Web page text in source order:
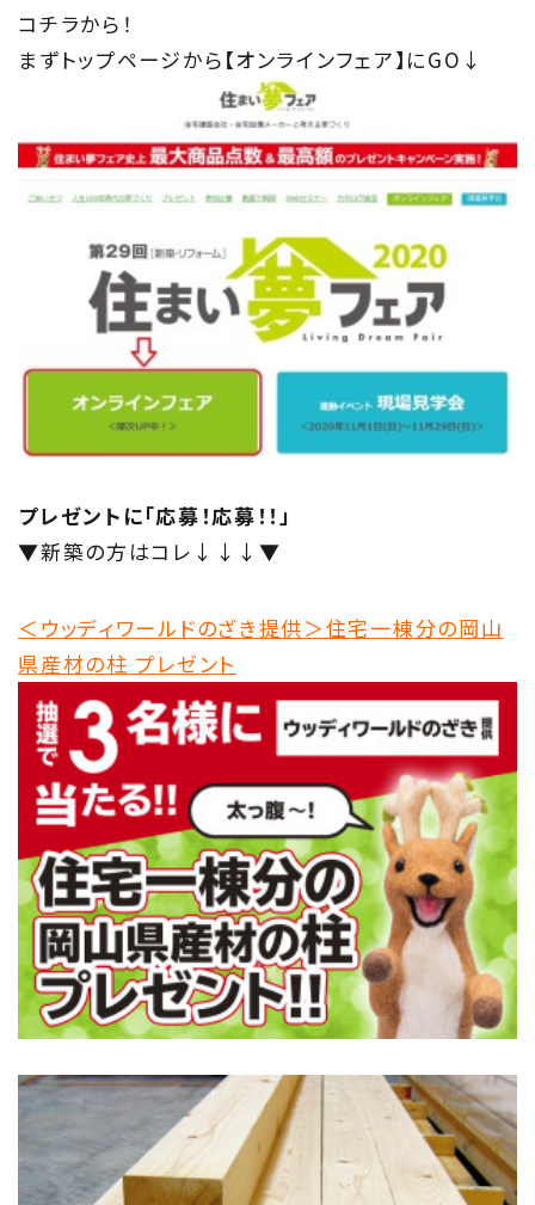
住宅相談窓口 じゅうmado
コチラから！
まずトップページから【オンラインフェア】にGO↓
プレゼントに「応募！応募！！」
▼新築の方はコレ↓↓↓▼
＜ウッディワールドのざき提供＞住宅一棟分の岡山
県産材の柱 プレゼント